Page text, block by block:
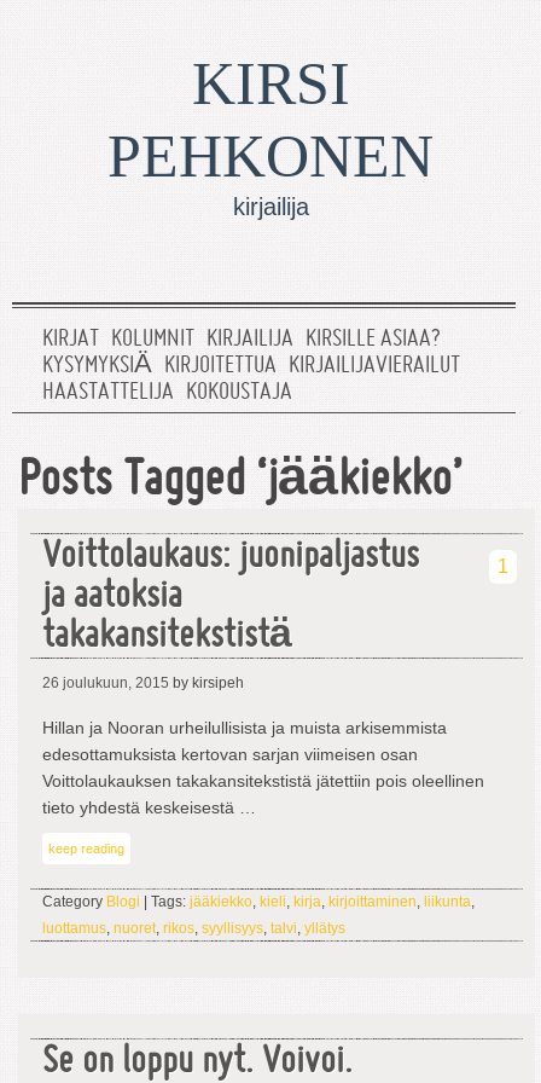
KIRSI
PEHKONEN
kirjailija
KIRJAT KOLUMNIT KIRJAILIJA KIRSILLE ASIAA?
KYSYMYKSIÄ KIRJOITETTUA KIRJAILIJAVIERAILUT
HAASTATTELIJA KOKOUSTAJA
Posts Tagged ‘jääkiekko’
Voittolaukaus: juonipaljastus
ja aatoksia
takakansitekstistä
1
26 joulukuun, 2015 by kirsipeh
Hillan ja Nooran urheilullisista ja muista arkisemmista
edesottamuksista kertovan sarjan viimeisen osan
Voittolaukauksen takakansitekstistä jätettiin pois oleellinen
tieto yhdestä keskeisestä …
keep reading
Category Blogi | Tags: jääkiekko, kieli, kirja, kirjoittaminen, liikunta,
luottamus, nuoret, rikos, syyllisyys, talvi, yllätys
Se on loppu nyt. Voivoi.